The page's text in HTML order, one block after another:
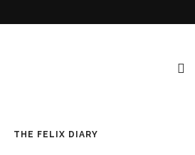
THE FELIX DIARY